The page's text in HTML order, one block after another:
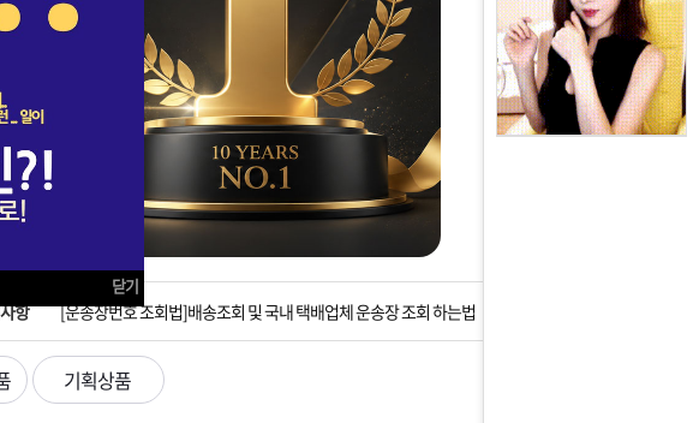
닫기
항
입금확인이 안되는 상황을 대비해 꼭 입금후 고객센터 연락바랍니다.
[2026구정 연휴]설 연휴 배송 및 휴무 안내
[운송장번호 조회법]배송조회 및 국내 택배업체 운송장 조회 하는법
[ios앱 오픈]아이폰 고객 앱설치 가능합니다.
기획상품